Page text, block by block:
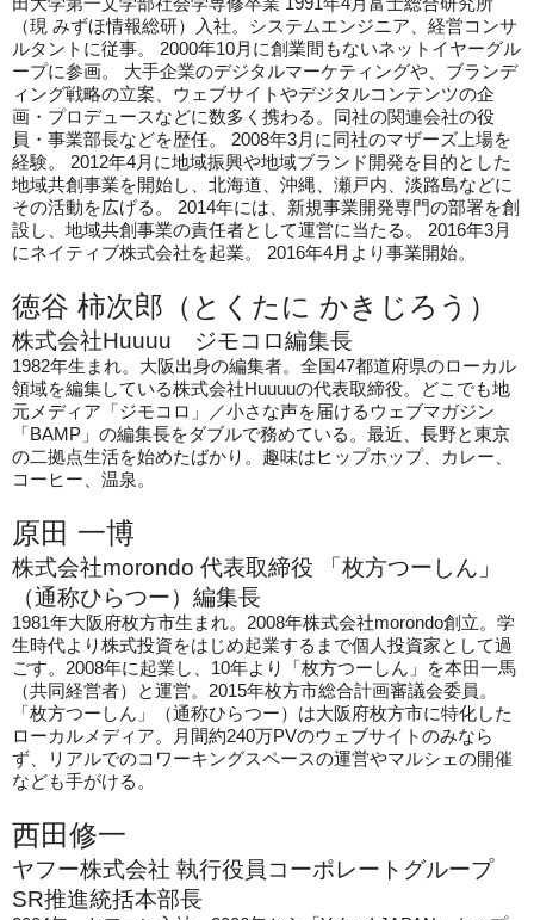
（現 みずほ情報総研）入社。システムエンジニア、経営コンサ
ルタントに従事。 2000年10月に創業間もないネットイヤーグル
ープに参画。 大手企業のデジタルマーケティングや、ブランデ
ィング戦略の立案、ウェブサイトやデジタルコンテンツの企
画・プロデュースなどに数多く携わる。同社の関連会社の役
員・事業部長などを歴任。 2008年3月に同社のマザーズ上場を
経験。 2012年4月に地域振興や地域ブランド開発を目的とした
地域共創事業を開始し、北海道、沖縄、瀬戸内、淡路島などに
その活動を広げる。 2014年には、新規事業開発専門の部署を創
設し、地域共創事業の責任者として運営に当たる。 2016年3月
にネイティブ株式会社を起業。 2016年4月より事業開始。
徳谷 柿次郎（とくたに かきじろう）
株式会社Huuuu ジモコロ編集長
1982年生まれ。大阪出身の編集者。全国47都道府県のローカル
領域を編集している株式会社Huuuuの代表取締役。どこでも地
元メディア「ジモコロ」／小さな声を届けるウェブマガジン
「BAMP」の編集長をダブルで務めている。最近、長野と東京
の二拠点生活を始めたばかり。趣味はヒップホップ、カレー、
コーヒー、温泉。
原田 一博
株式会社morondo 代表取締役 「 枚方つーしん」
（通称ひらつー）編集長
1981年大阪府枚方市生まれ。2008年株式会社morondo創立。 学
生時代より株式投資をはじめ起業するまで個人投資家として過
ごす。 2008年に起業し、10年より「枚方つーしん」を本田一馬
（共同経営者）と運営。2015年枚方市総合計画審議会委員。
「枚方つーしん」（通称ひらつー）は大阪府枚方市に特化した
ローカルメディア。月間約240万PVのウェブサイトのみなら
ず、リアルでのコワーキングスペースの運営やマルシェの開催
なども手がける。
西田修一
ヤフー株式会社 執行役員コーポレートグループ
SR推進統括本部長